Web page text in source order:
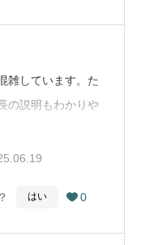
雑しています。た
の説明もわかりや
院だと思いま
はい  0